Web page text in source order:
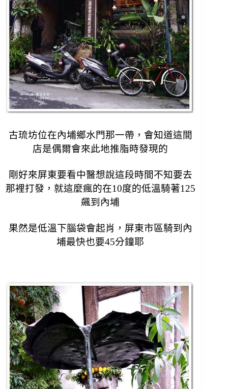
古琉坊位在內埔鄉水門那一帶， 會知道這間
店是偶爾會來此地推脂時發現的
剛好來屏東要看中醫想說這段時間不知要去
那裡打發， 就這麼瘋的在10度的低溫騎著125
飆到內埔
果然是低溫下腦袋會起肖， 屏東市區騎到內
埔最快也要45分鐘耶